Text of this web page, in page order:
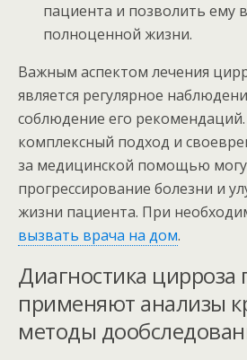
пациента и позволить ему
полноценной жизни.
Важным аспектом лечения
является регулярное
соблюдение его
комплексный подход и
за медицинской помощью
прогрессирование болезни и
жизни пациента. При
вызвать врача на дом.
Диагностика цирроза
применяют анализы
методы